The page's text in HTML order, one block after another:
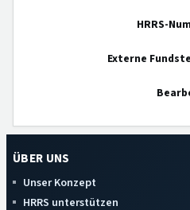
HRRS-
Externe
ÜBER UNS
Unser Konzept
HRRS unterstützen